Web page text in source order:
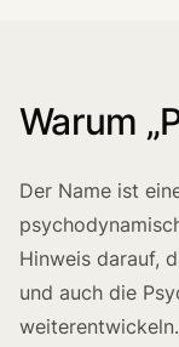
Warum
Der Name ist
Hinweis darauf,
und auch die
weiterentwickeln.